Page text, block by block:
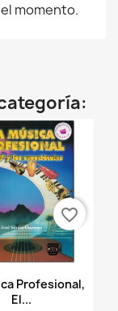
momento.
rápida
Profesional,
El...
favorite_border